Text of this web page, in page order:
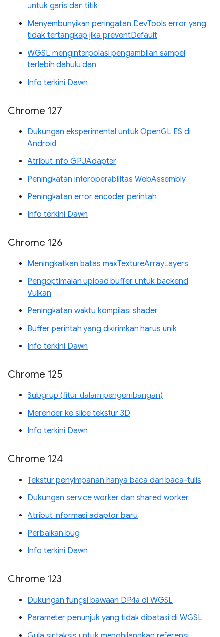
untuk garis dan titik
Menyembunyikan peringatan DevTools error yang
tidak tertangkap jika preventDefault
WGSL menginterpolasi pengambilan sampel
terlebih dahulu dan
Info terkini Dawn
Chrome 127
Dukungan eksperimental untuk OpenGL ES di
Android
Atribut info GPUAdapter
Peningkatan interoperabilitas WebAssembly
Peningkatan error encoder perintah
Info terkini Dawn
Chrome 126
Meningkatkan batas maxTextureArrayLayers
Pengoptimalan upload buffer untuk backend
Vulkan
Peningkatan waktu kompilasi shader
Buffer perintah yang dikirimkan harus unik
Info terkini Dawn
Chrome 125
Subgrup (fitur dalam pengembangan)
Merender ke slice tekstur 3D
Info terkini Dawn
Chrome 124
Tekstur penyimpanan hanya baca dan baca-tulis
Dukungan service worker dan shared worker
Atribut informasi adaptor baru
Perbaikan bug
Info terkini Dawn
Chrome 123
Dukungan fungsi bawaan DP4a di WGSL
Parameter penunjuk yang tidak dibatasi di WGSL